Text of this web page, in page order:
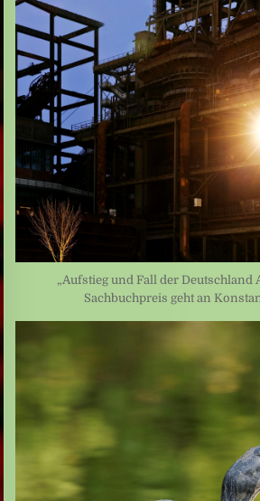
„Aufstieg und Fall der Deutschland
Sachbuchpreis geht an